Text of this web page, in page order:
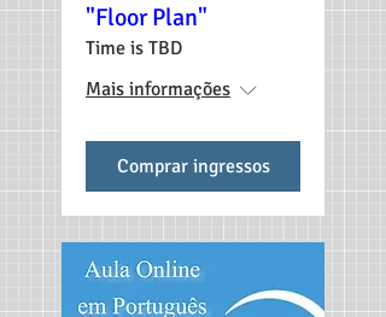
"Floor Plan"
Time is TBD
Mais informações
Comprar ingressos